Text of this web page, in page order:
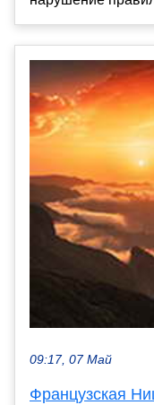
09:17, 07 Май
Французская